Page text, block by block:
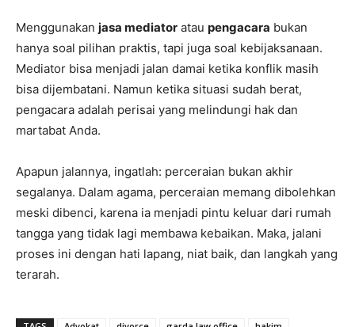
Menggunakan jasa mediator atau pengacara bukan
hanya soal pilihan praktis, tapi juga soal kebijaksanaan.
Mediator bisa menjadi jalan damai ketika konflik masih
bisa dijembatani. Namun ketika situasi sudah berat,
pengacara adalah perisai yang melindungi hak dan
martabat Anda.
Apapun jalannya, ingatlah: perceraian bukan akhir
segalanya. Dalam agama, perceraian memang dibolehkan
meski dibenci, karena ia menjadi pintu keluar dari rumah
tangga yang tidak lagi membawa kebaikan. Maka, jalani
proses ini dengan hati lapang, niat baik, dan langkah yang
terarah.